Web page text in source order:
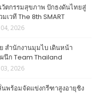
ตกรรมสุขภาพ ปักธงดันไทยสู่
เวที The 8th SMART
2026
สำนักงานมุมไบ เดินหน้า
นึก Team Thailand
2026
พร้อมจัดแข่งกรีฑาสูงอายุชิง